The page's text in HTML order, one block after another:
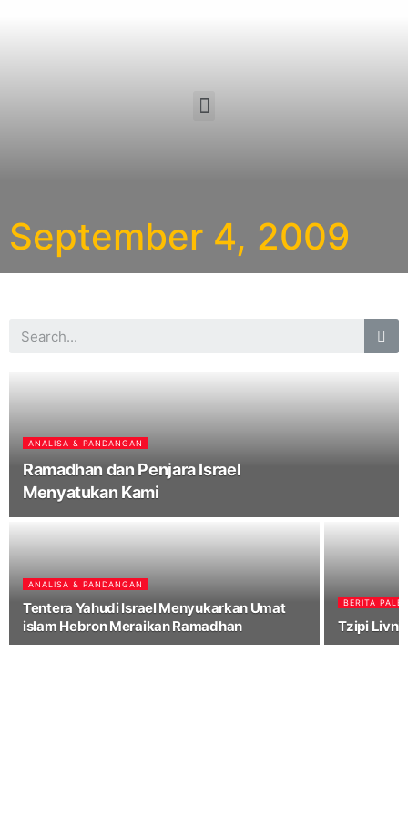
September 4, 2009
ANALISA & PANDANGAN
Ramadhan dan Penjara Israel
Menyatukan Kami
ANALISA & PANDANGAN
Tentera Yahudi Israel Menyukarkan Umat
islam Hebron Meraikan Ramadhan
BERITA
Tzipi Livni